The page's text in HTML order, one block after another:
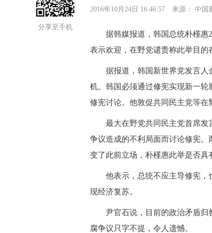
分享至手机
2016年10月24日 16:46:57 来源： 中国
据韩媒报道，韩国总统朴槿惠
表示欢迎，在野党谴责称此举目的
据报道，韩国新世界党发言人
机。韩国必须通过修宪实现新一
修宪讨论。他敦促共同民主党等在
最大在野党共同民主党首席发
争议造成的不利局面而讨论修宪
变了此前立场，朴槿惠此举是否具
他表示，总统不应主导修宪，
现经济复苏。
尹官石说，目前的政治矛盾归
腐争议只字不提，令人遗憾。